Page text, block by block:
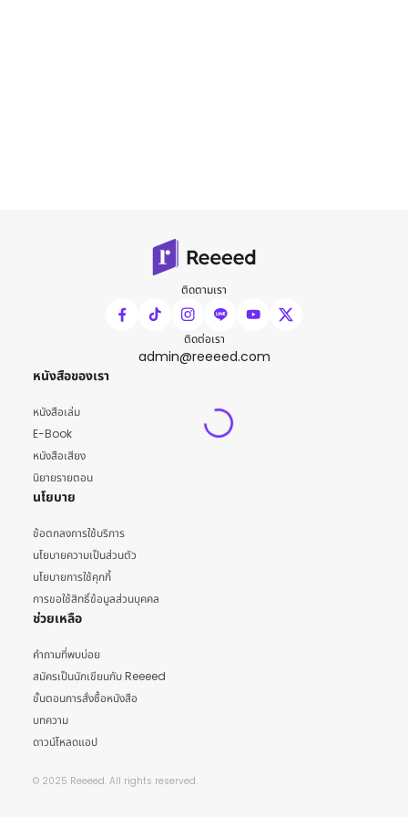
ติดตามเรา
ติดต่อเรา
admin@reeeed.com
หนังสือของเรา
หนังสือเล่ม
E-Book
หนังสือเสียง
นิยายรายตอน
นโยบาย
ข้อตกลงการใช้บริการ
นโยบายความเป็นส่วนตัว
นโยบายการใช้คุกกี้
การขอใช้สิทธิ์ข้อมูลส่วนบุคคล
ช่วยเหลือ
คำถามที่พบบ่อย
สมัครเป็นนักเขียนกับ Reeeed
ขั้นตอนการสั่งซื้อหนังสือ
บทความ
ดาวน์โหลดแอป
© 2025 Reeeed. All rights reserved.